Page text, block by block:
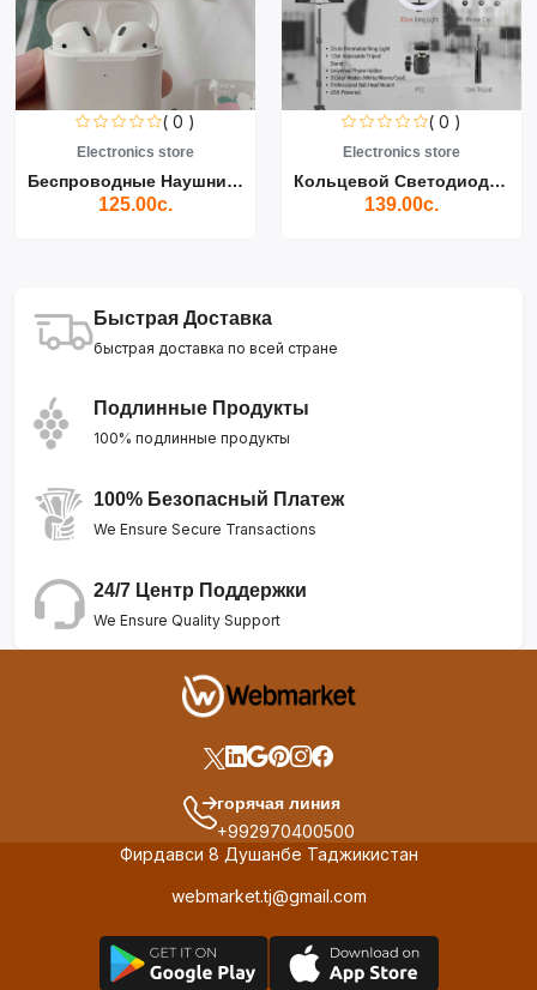
( 0 )
Electronics store
Беспроводные Наушники Air...
125.00с.
( 0 )
Electronics store
Кольцевой Светодиодный Св...
139.00с.
Быстрая Доставка
быстрая доставка по всей стране
Подлинные Продукты
100% подлинные продукты
100% Безопасный Платеж
We Ensure Secure Transactions
24/7 Центр Поддержки
We Ensure Quality Support
горячая линия
+992970400500
Фирдавси 8 Душанбе Таджикистан
webmarket.tj@gmail.com